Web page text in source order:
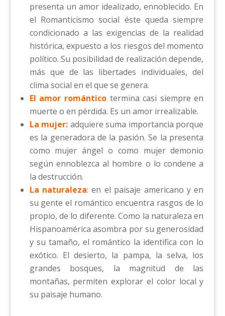
presenta un amor idealizado, ennoblecido. En
el Romanticismo social éste queda siempre
condicionado a las exigencias de la realidad
histórica, expuesto a los riesgos del momento
político. Su posibilidad de realización depende,
más que de las libertades individuales, del
clima social en el que se genera.
El amor románticotermina casi siempre en
muerte o en pérdida. Es un amor irrealizable.
La mujer: adquiere suma importancia porque
es la generadora de la pasión. Se la presenta
como mujer ángel o como mujer demonio
según ennoblezca al hombre o lo condene a
la destrucción.
La naturaleza: en el paisaje americano y en
su gente el romántico encuentra rasgos de lo
propio, de lo diferente. Como la naturaleza en
Hispanoamérica asombra por su generosidad
y su tamaño, el romántico la identifica con lo
exótico. El desierto, la pampa, la selva, los
grandes bosques, la magnitud de las
montañas, permiten explorar el color local y
su paisaje humano.